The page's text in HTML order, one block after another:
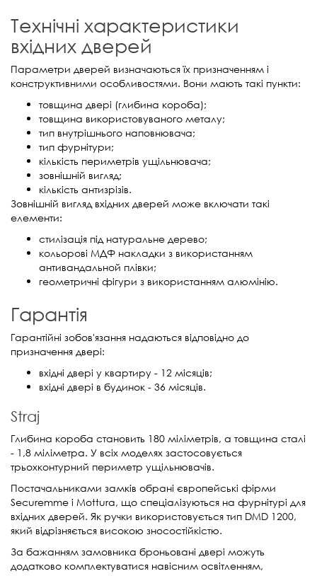
Технічні характеристики
вхідних дверей
Параметри дверей визначаються їх призначенням і
конструктивними особливостями. Вони мають такі пункти:
товщина двері (глибина короба);
товщина використовуваного металу;
тип внутрішнього наповнювача;
тип фурнітури;
кількість периметрів ущільнювача;
зовнішній вигляд;
кількість антизрізів.
Зовнішній вигляд вхідних дверей може включати такі
елементи:
стилізація під натуральне дерево;
кольорові МДФ накладки з використанням
антивандальной плівки;
геометричні фігури з використанням алюмінію.
Гарантія
Гарантійні зобов'язання надаються відповідно до
призначення двері:
вхідні двері у квартиру - 12 місяців;
вхідні двері в будинок - 36 місяців.
Straj
Глибина короба становить 180 міліметрів, а товщина сталі
- 1,8 міліметра. У всіх моделях застосовується
трьохконтурний периметр ущільнювачів.
Постачальниками замків обрані європейські фірми
Securemme і Mottura, що спеціалізуються на фурнітурі для
вхідних дверей. Як ручки використовується тип DMD 1200,
який відрізняється високою зносостійкістю.
За бажанням замовника броньовані двері можуть
додатково комплектуватися навісним освітленням,